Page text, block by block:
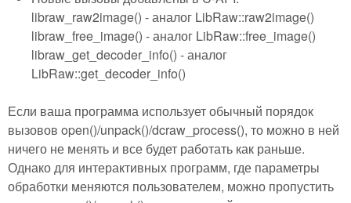
libraw_raw2image() - аналог LibRaw::raw2image()
libraw_free_image() - аналог LibRaw::free_image()
libraw_get_decoder_info() - аналог
LibRaw::get_decoder_info()
Если ваша программа использует обычный порядок
вызовов open()/unpack()/dcraw_process(), то можно в ней
ничего не менять и все будет работать как раньше.
Однако для интерактивных программ, где параметры
обработки меняются пользователем, можно пропустить